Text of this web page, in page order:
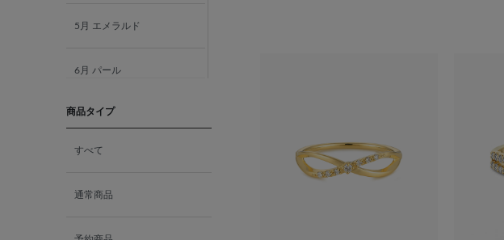
5月 エメラルド
6月 パール
7月 ルビー
商品タイプ
すべて
通常商品